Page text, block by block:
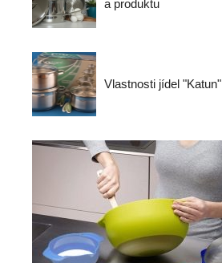
a produktu
Vlastnosti jídel "Katun"